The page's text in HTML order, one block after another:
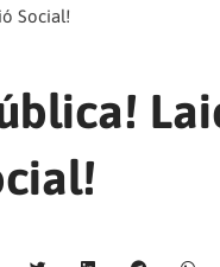
Social!